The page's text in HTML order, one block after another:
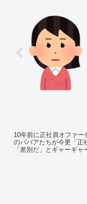
10年前に正社員オファー
のババアたちが今更「正
「差別だ」とギャーギャ